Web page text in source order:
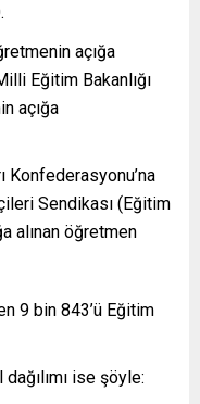
açığa
Eğitim Bakanlığı
açığa
Konfederasyonu’na
Sendikası (Eğitim
alınan öğretmen
9 bin 843’ü Eğitim
ise şöyle: